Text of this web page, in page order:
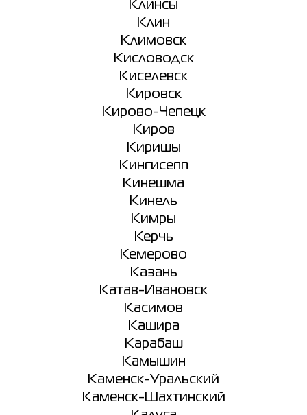
Клинсы
Клин
Климовск
Кисловодск
Киселевск
Кировск
Кирово-Чепецк
Киров
Киришы
Кингисепп
Кинешма
Кинель
Кимры
Керчь
Кемерово
Казань
Катав-Ивановск
Касимов
Кашира
Карабаш
Камышин
Каменск-Уральский
Каменск-Шахтинский